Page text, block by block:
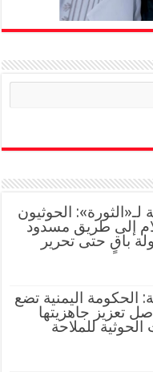
لـ«الثورة»: الحوثيون
إلى طريق مسدود
باقٍ حتى تحرير
الحكومة اليمنية تضع
تعزيز جاهزيتها
الحوثية للملاحة